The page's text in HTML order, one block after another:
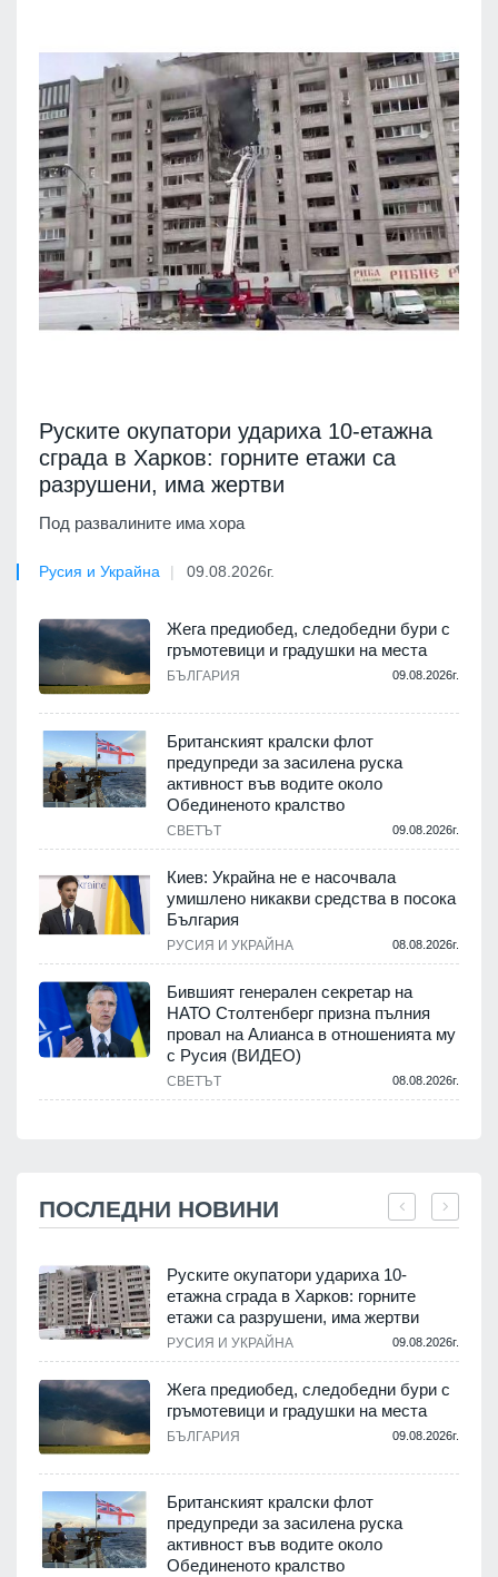
Руските окупатори удариха 10-етажна
сграда в Харков: горните етажи са
разрушени, има жертви
Под развалините има хора
Русия и Украйна 09.08.2026г.
Жега предиобед, следобедни бури с
гръмотевици и градушки на места
БЪЛГАРИЯ 09.08.2026г.
Британският кралски флот
предупреди за засилена руска
активност във водите около
Обединеното кралство
СВЕТЪТ 09.08.2026г.
Киев: Украйна не е насочвала
умишлено никакви средства в посока
България
РУСИЯ И УКРАЙНА 08.08.2026г.
Бившият генерален секретар на
НАТО Столтенберг призна пълния
провал на Алианса в отношенията му
с Русия (ВИДЕО)
СВЕТЪТ 08.08.2026г.
ПОСЛЕДНИ НОВИНИ
Руските окупатори удариха 10-
етажна сграда в Харков: горните
етажи са разрушени, има жертви
РУСИЯ И УКРАЙНА 09.08.2026г.
Жега предиобед, следобедни бури с
гръмотевици и градушки на места
БЪЛГАРИЯ 09.08.2026г.
Британският кралски флот
предупреди за засилена руска
активност във водите около
Обединеното кралство